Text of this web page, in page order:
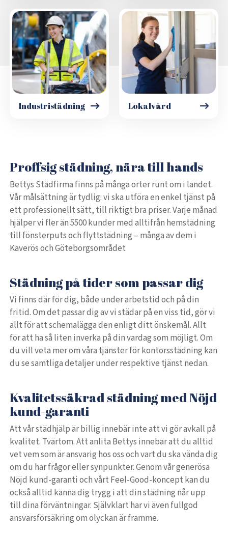
Industristädning Lokalvård
Proffsig städning, nära till hands
Bettys Städfirma finns på många orter runt om i landet.
Vår målsättning är tydlig: vi ska utföra en enkel tjänst på
ett professionellt sätt, till riktigt bra priser. Varje månad
hjälper vi fler än 5500 kunder med alltifrån hemstädning
till fönsterputs och flyttstädning – många av dem i
Kaverös och Göteborgsområdet
Städning på tider som passar dig
Vi finns där för dig, både under arbetstid och på din
fritid. Om det passar dig av vi städar på en viss tid, gör vi
allt för att schemalägga den enligt ditt önskemål. Allt
för att ha så liten inverka på din vardag som möjligt. Om
du vill veta mer om våra tjänster för kontorsstädning kan
du se samtliga detaljer under respektive tjänst nedan.
Kvalitetssäkrad städning med Nöjd
kund-garanti
Att vår städhjälp är billig innebär inte att vi gör avkall på
kvalitet. Tvärtom. Att anlita Bettys innebär att du alltid
vet vem som är ansvarig hos oss och vart du ska vända dig
om du har frågor eller synpunkter. Genom vår generösa
Nöjd kund-garanti och vårt Feel-Good-koncept kan du
också alltid känna dig trygg i att din städning når upp
till dina förväntningar. Självklart har vi även fullgod
ansvarsförsäkring om olyckan är framme.